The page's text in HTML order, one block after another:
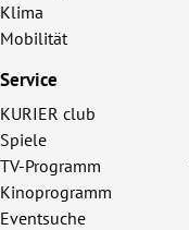
Klima
Mobilität
Service
KURIER club
Spiele
TV-Programm
Kinoprogramm
Eventsuche